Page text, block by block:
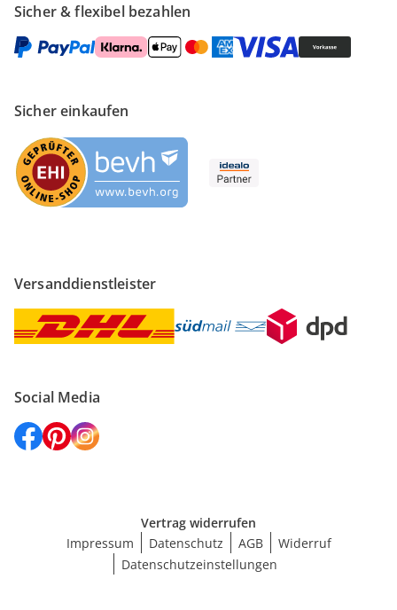
Sicher & flexibel bezahlen
Sicher einkaufen
Versanddienstleister
Social Media
Vertrag widerrufen
Impressum
Datenschutz AGB
Widerruf
Datenschutzeinstellungen